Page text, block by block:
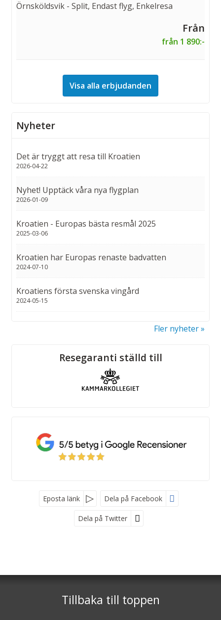
Örnsköldsvik - Split, Endast flyg, Enkelresa
från 1 890:-
Visa alla erbjudanden
Nyheter
Det är tryggt att resa till Kroatien
2026-04-22
Nyhet! Upptäck våra nya flygplan
2026-01-09
Kroatien - Europas bästa resmål 2025
2025-03-06
Kroatien har Europas renaste badvatten
2024-07-10
Kroatiens första svenska vingård
2024-05-15
Fler nyheter
Sociala medierResegaranti ställd till
Eposta länk Dela på Facebook
Dela på Twitter
Telefon0771-800 300
Tillbaka till toppen